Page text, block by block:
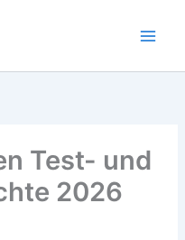
Test- und
2026